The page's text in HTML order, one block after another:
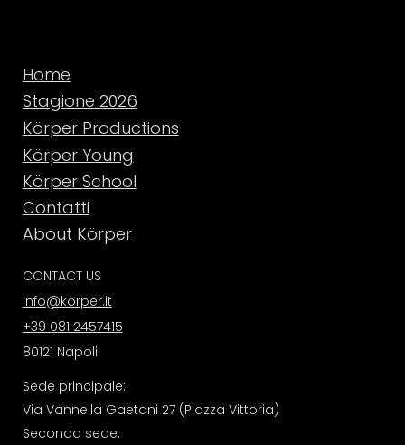
Home
Stagione 2026
Körper Productions
Körper Young
Körper School
Contatti
About Körper
CONTACT US
info@korper.it
+39 081 2457415
Sede principale:
Via Vannella Gaetani 27 (Piazza Vittoria)
Seconda sede:
80121 Napoli